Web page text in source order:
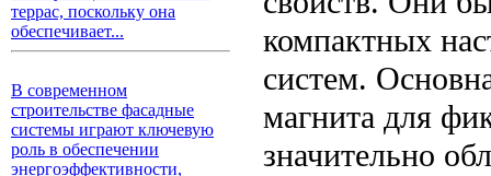
террас, поскольку она
обеспечивает...
В современном
строительстве фасадные
системы играют ключевую
роль в обеспечении
энергоэффективности,
компактных
систем.
магнита для
значительно